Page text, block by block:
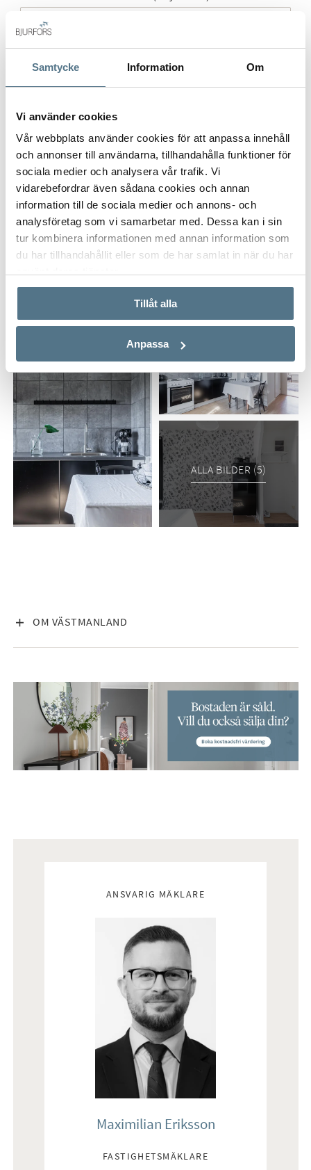
Samtycke Information Om
Vi använder cookies
Vår webbplats använder cookies för att anpassa innehåll
och annonser till användarna, tillhandahålla funktioner för
sociala medier och analysera vår trafik. Vi
vidarebefordrar även sådana cookies och annan
information till de sociala medier och annons- och
analysföretag som vi samarbetar med. Dessa kan i sin
tur kombinera informationen med annan information som
du har tillhandahållit eller som de har samlat in när du har
Tillåt alla
Anpassa
Postort*
Postnummer*
Ange ditt postnummer (5 siffror utan mellanslag)
ALLA BILDER (5)
OM VÄSTMANLAND
VISA INNEHÅLL
ANSVARIG MÄKLARE
Maximilian Eriksson
FASTIGHETSMÄKLARE